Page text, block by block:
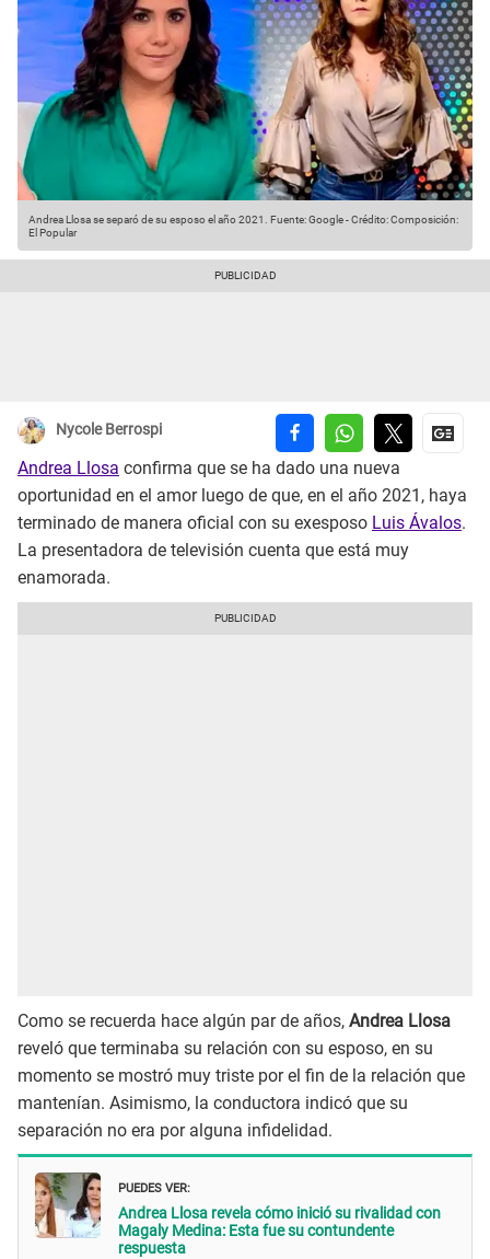
Andrea Llosa se separó de su esposo el año 2021. Fuente: Google-Crédito: Composición:
El Popular
Nycole Berrospi
Andrea Llosa confirma que se ha dado una nueva
oportunidad en el amor luego de que, en el año 2021, haya
terminado de manera oficial con su exesposo Luis Ávalos.
La presentadora de televisión cuenta que está muy
enamorada.
Como se recuerda hace algún par de años, Andrea Llosa
reveló que terminaba su relación con su esposo, en su
momento se mostró muy triste por el fin de la relación que
mantenían. Asimismo, la conductora indicó que su
separación no era por alguna infidelidad.
PUEDES VER:
Andrea Llosa revela cómo inició su rivalidad con
Magaly Medina: Esta fue su contundente
respuesta